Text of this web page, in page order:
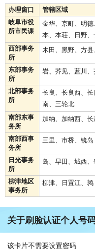
办理窗口
管辖区域
岐阜市役
所市民课
金华、京町、明
本、本荘、日野
西部事务
所
木田、黑野、方
东部事务
所
岩、芥见、蓝川
北部事务
所
长良、长良西、
南、三轮北
南部东事
务所
加纳、加纳西、
南部西事
务所
三里、市桥、镜岛
日光事务
所
岛、早田、城西
柳津地区
事务所
柳津、日置江、鹑
关于刷脸认证个人号
该卡片不需要设置密码